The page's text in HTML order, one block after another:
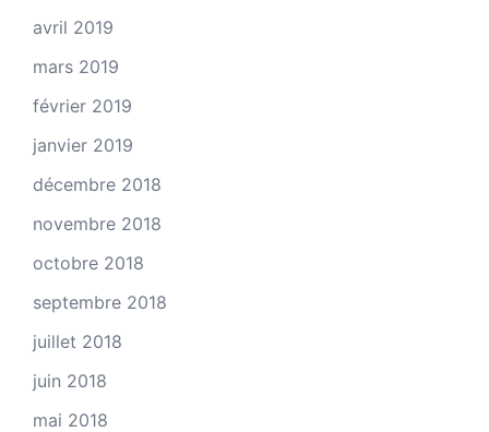
avril 2019
mars 2019
février 2019
janvier 2019
décembre 2018
novembre 2018
octobre 2018
septembre 2018
juillet 2018
juin 2018
mai 2018